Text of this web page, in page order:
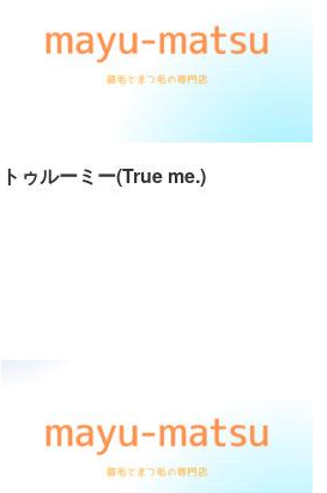
トゥルーミー(True me.)